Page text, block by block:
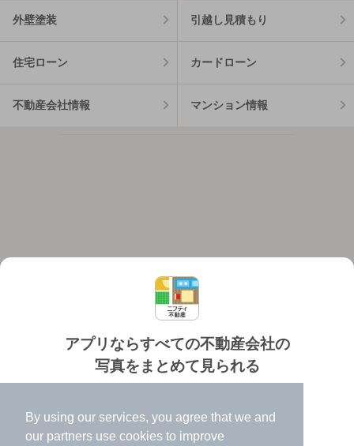
By using our services, you agree that we and
our partners use cookies to improve
アプリならすべての不動産会社の
写真をまとめて見られる
✔️
高速表示で似た物件も見つけやすい
✔️
便利な通知機能も充実
外壁塗装 引越し見積もり
住宅ローン カードローン
不動産会社情報 マンション情報
個人情報保護ポリシー 利用規約